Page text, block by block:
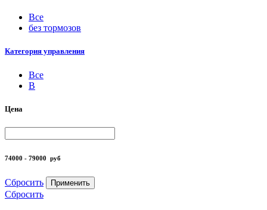
Все
без тормозов
Категория управления
Все
B
Цена
74000 - 79000 руб
Сбросить Применить
Сбросить